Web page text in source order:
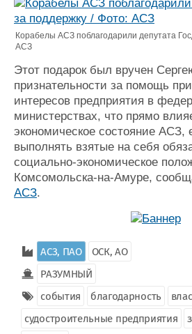
Конференции
Выставки и семинары
Словарь
Все
Корабелы АСЗ поблагодарили депутата
АСЗ
Этот подарок был вручен
признательности за помощь
интересов предприятия в
министерствах, что прямо
экономическое состояние АСЗ,
выполнять взятые на себя
социально-экономическое
Комсомольска-на-Амуре,
АСЗ.
АСЗ, ПАО
ОСК, АО
РАЗУМНЫЙ
события
благодарность
судостроительные предприятия